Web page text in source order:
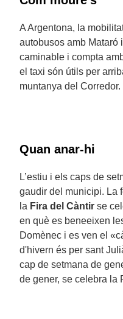
A Argentona, la
autobusos amb Mataró
caminable i compta
el taxi són útils per
muntanya del Corredor.
Quan anar-hi
L’estiu i els caps de
gaudir del municipi. La
la Fira del Càntir se
en què es beneeixen
Domènec i es ven el
d'hivern és per sant
cap de setmana de
de gener, se celebra la